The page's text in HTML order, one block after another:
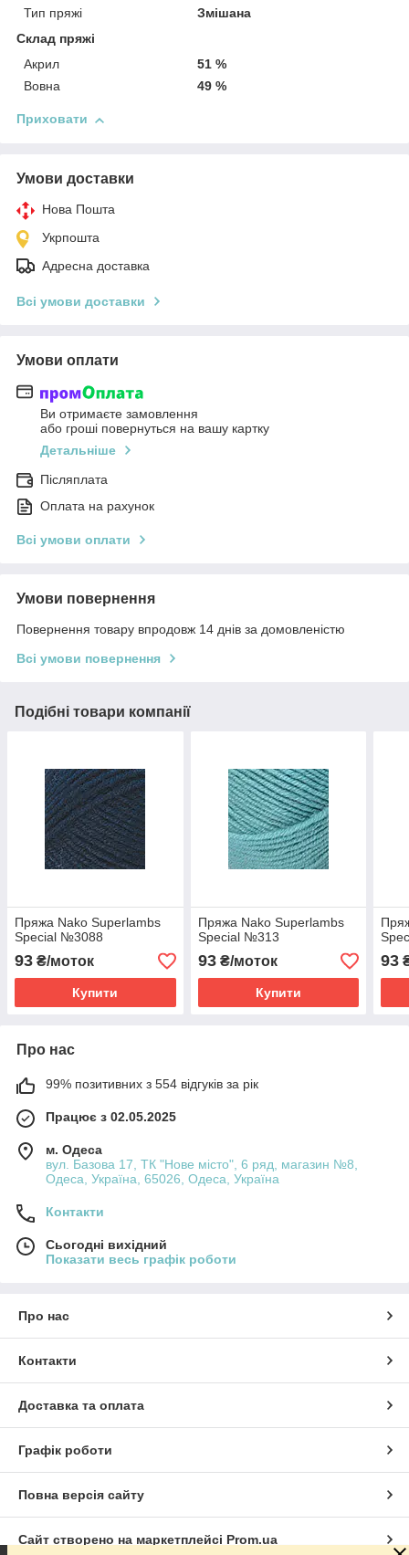
Тип пряжі
Змішана
Склад пряжі
Акрил
51 %
Вовна
49 %
Приховати
Умови доставки
Нова Пошта
Укрпошта
Адресна доставка
Всі умови доставки
Умови оплати
Ви отримаєте замовлення
або гроші повернуться на вашу картку
Детальніше
Післяплата
Оплата на рахунок
Всі умови оплати
Умови повернення
Повернення товару впродовж 14 днів за домовленістю
Всі умови повернення
Подібні товари компанії
Пряжа Nako Superlambs
Special №3088
93 ₴/моток
Купити
Пряжа Nako Superlambs
Special №313
93₴/моток
Купити
93
Про нас
99% позитивних з 554 відгуків за рік
Працює з 02.05.2025
м. Одеса
вул. Базова 17, ТК "Нове місто", 6 ряд, магазин №8,
Одеса, Україна, 65026, Одеса, Україна
Контакти
Сьогодні вихідний
Показати весь графік роботи
Про нас
Контакти
Доставка та оплата
Графік роботи
Повна версія сайту
Сайт створено на маркетплейсі Prom.ua